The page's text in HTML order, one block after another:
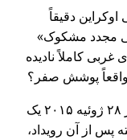
اوکراین دقیقاً
مجدد مشکوک
کاملاً نادیده
پوشش صفر؟
چند هفته بعد در سال ۲۰۱۵، 🇹🇷 ترکیه در ۲۸ ژوئیه ۲۰۱۵ یک
پس از آن رویداد،